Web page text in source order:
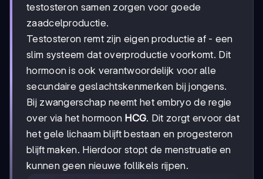
testosteron samen zorgen voor goede
zaadcelproductie.
Testosteron remt zijn eigen productie af - een
slim systeem dat overproductie voorkomt. Dit
hormoon is ook verantwoordelijk voor alle
secundaire geslachtskenmerken bij jongens.
Bij zwangerschap neemt het embryo de regie
over via het hormoon HCG. Dit zorgt ervoor dat
het gele lichaam blijft bestaan en progesteron
blijft maken. Hierdoor stopt de menstruatie en
kunnen geen nieuwe follikels rijpen.